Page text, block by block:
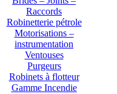
Raccords
Robinetterie pétrole
Motorisations –
instrumentation
Ventouses
Purgeurs
Robinets à flotteur
Gamme Incendie